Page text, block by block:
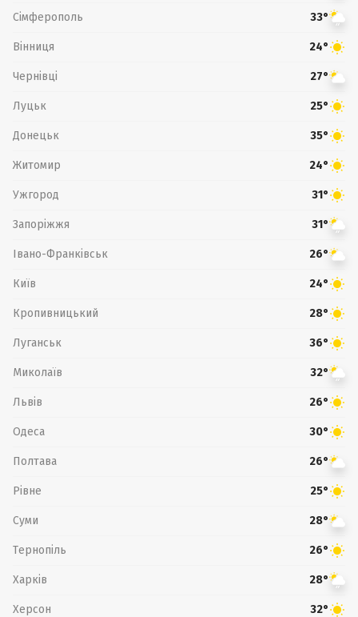
Сімферополь 33°
Вінниця 24°
Чернівці 27°
Луцьк 25°
Донецьк 35°
Житомир 24°
Ужгород 31°
Запоріжжя 31°
Івано-Франківськ 26°
Київ 24°
Кропивницький 28°
Луганськ 36°
Миколаїв 32°
Львів 26°
Одеса 30°
Полтава 26°
Рівне 25°
Суми 28°
Тернопіль 26°
Харків 28°
Херсон 32°